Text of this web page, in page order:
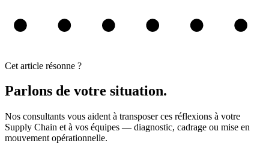
Cet article résonne ?
Parlons de votre situation.
Nos consultants vous aident à transposer ces réflexions à votre
Supply Chain et à vos équipes — diagnostic, cadrage ou mise en
mouvement opérationnelle.